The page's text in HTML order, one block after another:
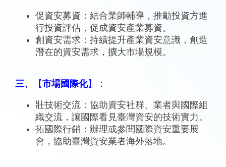
促資安募資：結合業師輔導，推動投資方進
行投資評估，促成資安產業募資。
創資安需求：持續提升產業資安意識，創造
潛在的資安需求，擴大市場規模。
三、 【市場國際化】 ：
壯技術交流：協助資安社群、業者與國際組
織交流，讓國際看見臺灣資安的技術實力。
拓國際行銷：辦理或參閱國際資安重要展
會，協助臺灣資安業者海外落地。